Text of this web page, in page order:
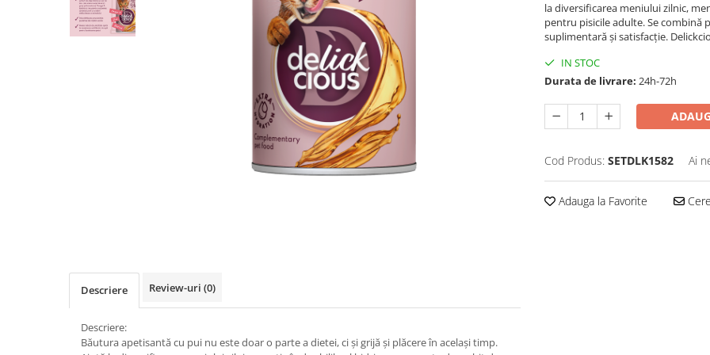
la diversificarea meniului zilnic,
pentru pisicile adulte. Se combină
suplimentară și satisfacție.
IN STOC
Durata de livrare: 24h-72h
Cod Produs: SETDLK1582 Ai
Adauga la Favorite
Descriere Review-uri (0)
Descriere:
Băutura apetisantă cu pui nu este doar o parte a dietei, ci și grijă și plăcere în același timp.